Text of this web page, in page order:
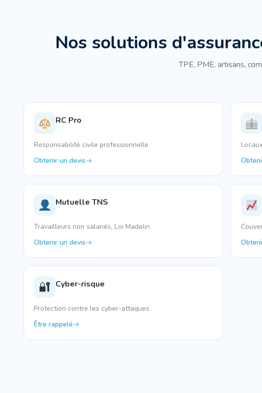
Nos solutions
TPE, PME, artisans,
RC Pro
Responsabilité civile professionnelle
Obtenir un devis
Mutuelle TNS
Travailleurs non salariés, Loi Madelin
Obtenir un devis
🔐 Cyber-risque
Protection contre les cyber-attaques
Être rappelé